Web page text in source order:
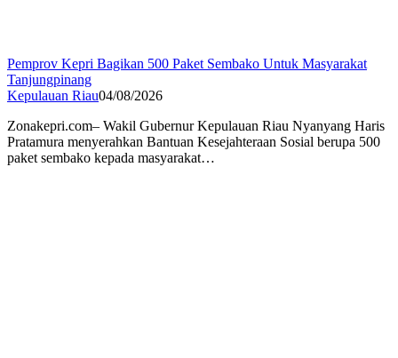
Pemprov Kepri Bagikan 500 Paket Sembako Untuk Masyarakat
Tanjungpinang
Kepulauan Riau04/08/2026
Zonakepri.com– Wakil Gubernur Kepulauan Riau Nyanyang Haris
Pratamura menyerahkan Bantuan Kesejahteraan Sosial berupa 500
paket sembako kepada masyarakat…